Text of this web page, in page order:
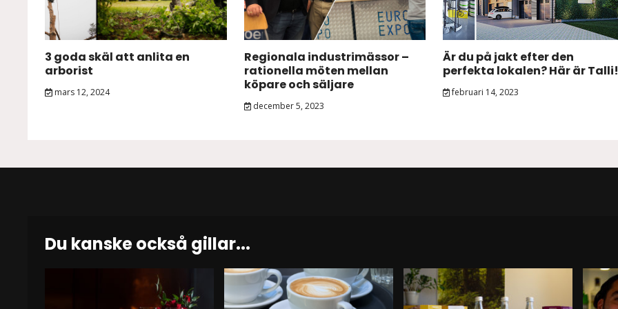
3 goda skäl att anlita en
arborist
mars 12, 2024
Regionala industrimässor –
rationella möten mellan
köpare och säljare
december 5, 2023
Är du på jakt efter den
perfekta lokalen? Här är Talli!
februari 14, 2023
Du kanske också gillar...